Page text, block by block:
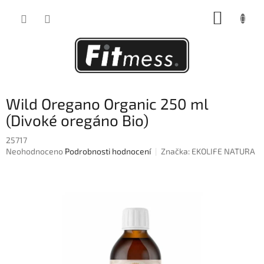
Wild Oregano Organic 250 ml
(Divoké oregáno Bio)
25717
Průměrné
Neohodnoceno Podrobnosti hodnocení Značka: EKOLIFE NATURA